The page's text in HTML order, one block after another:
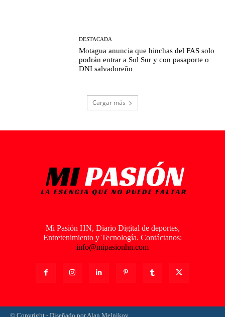
DESTACADA
Motagua anuncia que hinchas del FAS solo
podrán entrar a Sol Sur y con pasaporte o
DNI salvadoreño
Cargar más
Mi Pasión HN, Diario Digital de deportes,
Entretenimiento y Tecnología. Contáctanos:
info@mipasionhn.com
© Copyright - Diseñado por Alan Melnikov